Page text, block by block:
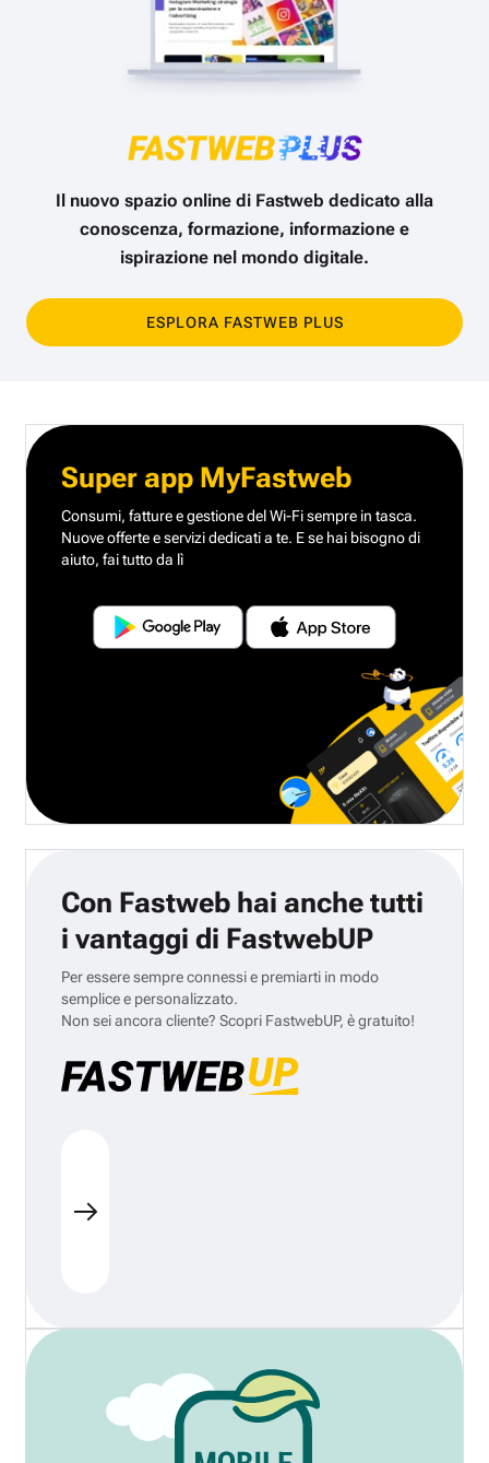
Il nuovo spazio online di Fastweb dedicato alla
conoscenza, formazione, informazione e
ispirazione nel mondo digitale.
ESPLORA FASTWEB PLUS
Super app MyFastweb
Consumi, fatture e gestione del Wi-Fi sempre in tasca.
Nuove offerte e servizi dedicati a te. E se hai bisogno di
aiuto, fai tutto da lì
Con Fastweb hai anche tutti
i vantaggi di FastwebUP
Per essere sempre connessi e premiarti in modo
semplice e personalizzato.
Non sei ancora cliente? Scopri FastwebUP, è gratuito!